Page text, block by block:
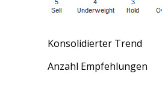
Konsolidierter Trend
Anzahl Empfehlungen